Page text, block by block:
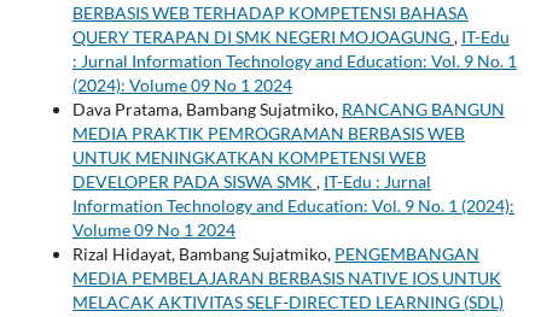
BERBASIS WEB TERHADAP KOMPETENSI BAHASA
QUERY TERAPAN DI SMK NEGERI MOJOAGUNG, IT-Edu
: Jurnal Information Technology and Education: Vol. 9 No. 1
(2024): Volume 09 No 1 2024
Dava Pratama, Bambang Sujatmiko, RANCANG BANGUN
MEDIA PRAKTIK PEMROGRAMAN BERBASIS WEB
UNTUK MENINGKATKAN KOMPETENSI WEB
DEVELOPER PADA SISWA SMK , IT-Edu : Jurnal
Information Technology and Education: Vol. 9 No. 1 (2024):
Volume 09 No 1 2024
Rizal Hidayat, Bambang Sujatmiko, PENGEMBANGAN
MEDIA PEMBELAJARAN BERBASIS NATIVE IOS UNTUK
MELACAK AKTIVITAS SELF-DIRECTED LEARNING (SDL)